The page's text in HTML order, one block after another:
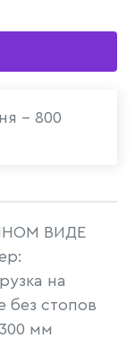
- 800
ВИДЕ
на
без стопов
мм